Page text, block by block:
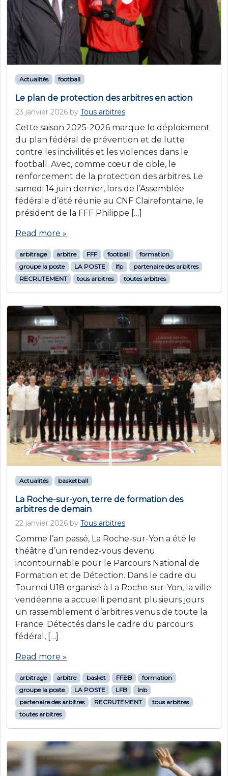
Actualités football
Le plan de protection des arbitres en action
23 janvier 2026 by Tous arbitres
Cette saison 2025-2026 marque le déploiement
du plan fédéral de prévention et de lutte
contre les incivilités et les violences dans le
football. Avec, comme cœur de cible, le
renforcement de la protection des arbitres. Le
samedi 14 juin dernier, lors de l’Assemblée
fédérale d’été réunie au CNF Clairefontaine, le
président de la FFF Philippe […]
Read more »
arbitrage arbitre FFF football
formation
groupe la poste
LA POSTE lfp
partenaire des arbitres
RECRUTEMENT
tous arbitres toutes arbitres
Actualités basketball
La Roche-sur-yon, terre de formation des
arbitres de demain
22 janvier 2026 by Tous arbitres
Comme l’an passé, La Roche-sur-Yon a été le
théâtre d’un rendez-vous devenu
incontournable pour le Parcours National de
Formation et de Détection. Dans le cadre du
Tournoi U18 organisé à La Roche-sur-Yon, la ville
vendéenne a accueilli pendant plusieurs jours
un rassemblement d’arbitres venus de toute la
France. Détectés dans le cadre du parcours
fédéral, […]
Read more »
arbitrage arbitre basket FFBB
formation
groupe la poste
LA POSTE LFB
lnb
partenaire des arbitres
RECRUTEMENT
tous arbitres
toutes arbitres